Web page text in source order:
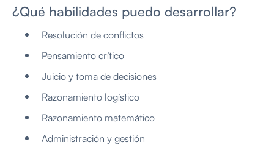
¿Qué habilidades puedo desarrollar?
Resolución de conflictos
Pensamiento crítico
Juicio y toma de decisiones
Razonamiento logístico
Razonamiento matemático
Administración y gestión